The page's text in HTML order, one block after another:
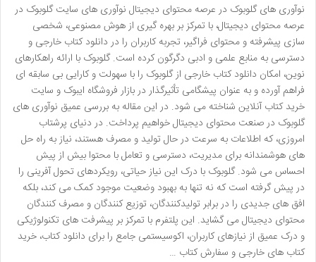
نوآوری های گلوبوک در عرصه محتوای دیجیتال نوآوری های سایت گلوبوک در
عرصه محتوای دیجیتال، با تمرکز بر بهره گیری از هوش مصنوعی، شخصی
سازی پیشرفته و محتوای فراگیر، تجربه کاربران را در دانلود کتاب خارجی و
دسترسی به منابع علمی و ادبی دگرگون کرده است. گلوبوک با ارائه راهکارهای
نوین، امکان دانلود کتاب خارجی از گلوبوک را با سهولت و کارایی بی سابقه ای
فراهم آورده و به عنوان پیشگامی تأثیرگذار در بازار فروشگاه ایبوک و سایت
خرید کتاب آنلاین شناخته می شود. در این مقاله به بررسی عمیق نوآوری های
گلوبوک در صنعت محتوای دیجیتال خواهیم پرداخت. در دنیای پرشتاب
امروزی، که اطلاعات به سرعت در حال تولید و مصرف هستند، نیاز به راه حل
های هوشمندانه برای مدیریت، دسترسی و تعامل با محتوا بیش از پیش
احساس می شود. گلوبوک با درک این نیاز حیاتی، رویکردهای تحول آفرینی را
در پیش گرفته است که نه تنها به بهبود وضعیت موجود کمک می کند، بلکه
افق های جدیدی را در برابر تولیدکنندگان، توزیع کنندگان و مصرف کنندگان
محتوای دیجیتال می گشاید. این پلتفرم با تمرکز بر پیشرفت های تکنولوژیکی
و درک عمیق از نیازهای کاربران، اکوسیستمی جامع را برای دانلود کتاب، خرید
کتاب های خارجی و سفارش کتاب …